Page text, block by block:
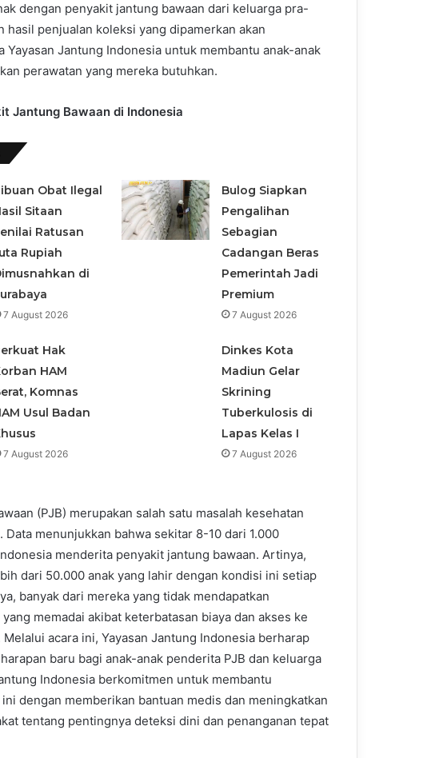
dengan penyakit jantung bawaan dari keluarga pra-
hasil penjualan koleksi yang dipamerkan akan
Yayasan Jantung Indonesia untuk membantu anak-anak
perawatan yang mereka butuhkan.
Jantung Bawaan di Indonesia
Obat Ilegal
Sitaan
Ratusan
Rupiah
di
7 August 2026
Bulog Siapkan
Pengalihan
Sebagian
Cadangan Beras
Pemerintah Jadi
Premium
7 August 2026
Hak
HAM
Komnas
Usul Badan
7 August 2026
Dinkes Kota
Madiun Gelar
Skrining
Tuberkulosis di
Lapas Kelas I
7 August 2026
(PJB) merupakan salah satu masalah kesehatan
Data menunjukkan bahwa sekitar 8-10 dari 1.000
menderita penyakit jantung bawaan. Artinya,
dari 50.000 anak yang lahir dengan kondisi ini setiap
banyak dari mereka yang tidak mendapatkan
memadai akibat keterbatasan biaya dan akses ke
acara ini, Yayasan Jantung Indonesia berharap
baru bagi anak-anak penderita PJB dan keluarga
Indonesia berkomitmen untuk membantu
dengan memberikan bantuan medis dan meningkatkan
tentang pentingnya deteksi dini dan penanganan tepat